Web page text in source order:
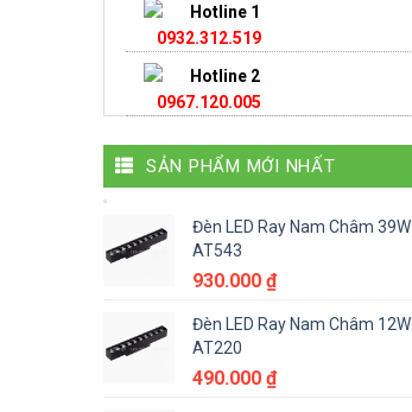
Hotline 1
0932.312.519
Hotline 2
0967.120.005
SẢN PHẨM MỚI NHẤT
Đèn LED Ray Nam Châm 39W
AT543
930.000 ₫
Đèn LED Ray Nam Châm 12W
AT220
490.000 ₫